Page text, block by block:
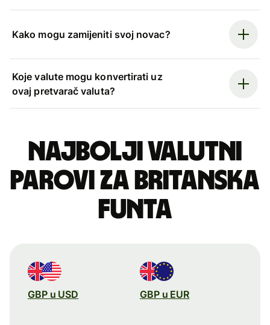
Kako mogu zamijeniti svoj novac?
Koje valute mogu konvertirati uz
ovaj pretvarač valuta?
Najbolji valutni
parovi za britanska
funta
GBP u USD GBP u EUR